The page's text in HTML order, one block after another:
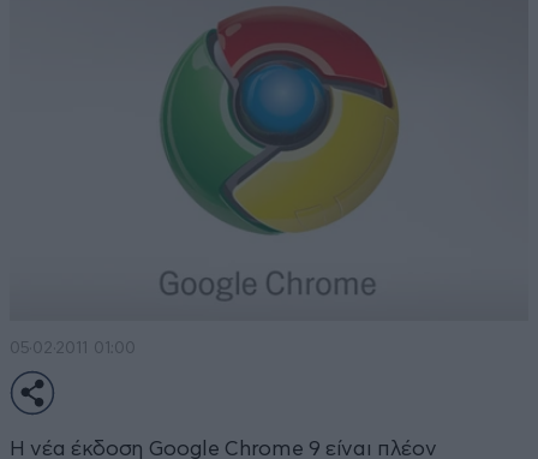
05·02·2011 01:00
Η νέα έκδοση Google Chrome 9 είναι πλέον